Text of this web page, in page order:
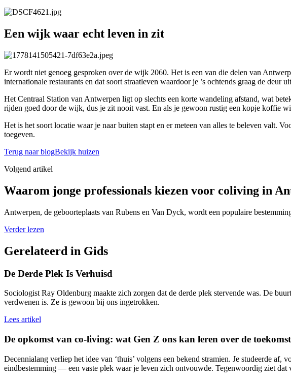
Een wijk waar echt leven in zit
Er wordt niet genoeg gesproken over de wijk 2060. Het is een van die delen van
internationale restaurants en dat soort straatleven waardoor je ’s ochtends graag de deur
Het Centraal Station van Antwerpen ligt op slechts een korte wandeling afstand, wat
rijden goed door de wijk, dus je zit nooit vast. En als je gewoon rustig een kopje koffie
Het is het soort locatie waar je naar buiten stapt en er meteen van alles te beleven valt.
toegeven.
Terug naar blogBekijk huizen
Volgend artikel
Waarom jonge professionals kiezen voor coliving in
Antwerpen, de geboorteplaats van Rubens en Van Dyck, wordt een populaire
Verder lezen
Gerelateerd in Gids
De Derde Plek Is Verhuisd
Sociologist Ray Oldenburg maakte zich zorgen dat de derde plek stervende was. De
verdwenen is. Ze is gewoon bij ons ingetrokken.
Lees artikel
De opkomst van co-living: wat Gen Z ons kan leren over de
Decennialang verliep het idee van ‘thuis’ volgens een bekend stramien. Je studeerde
eindbestemming — een vaste plek waar je leven zich ontvouwde. Tegenwoordig ziet dat